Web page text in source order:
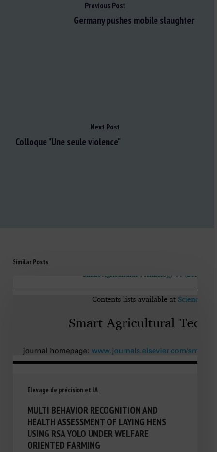
Previous Post
Germany pushes mobile slaughter
Next Post
Colloque "Une seule violence"
Similar Posts
Elevage de précision et IA
MULTI BEHAVIOR RECOGNITION AND
HEALTH ASSESSMENT OF LAYING HENS
USING RSA YOLO UNDER WELFARE
ORIENTED FARMING